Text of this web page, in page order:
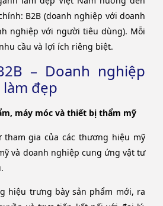
B2B (doanh nghiệp với doanh
nghiệp với người tiêu dùng). Mỗi
cầu và lợi ích riêng biệt.
– Doanh nghiệp
đẹp
máy móc và thiết bị thẩm mỹ
gia của các thương hiệu mỹ
và doanh nghiệp cung ứng vật tư
hiệu trưng bày sản phẩm mới, ra